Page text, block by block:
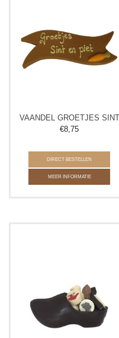
VAANDEL GROETJES SINT
€8,75
DIRECT BESTELLEN
MEER INFORMATIE